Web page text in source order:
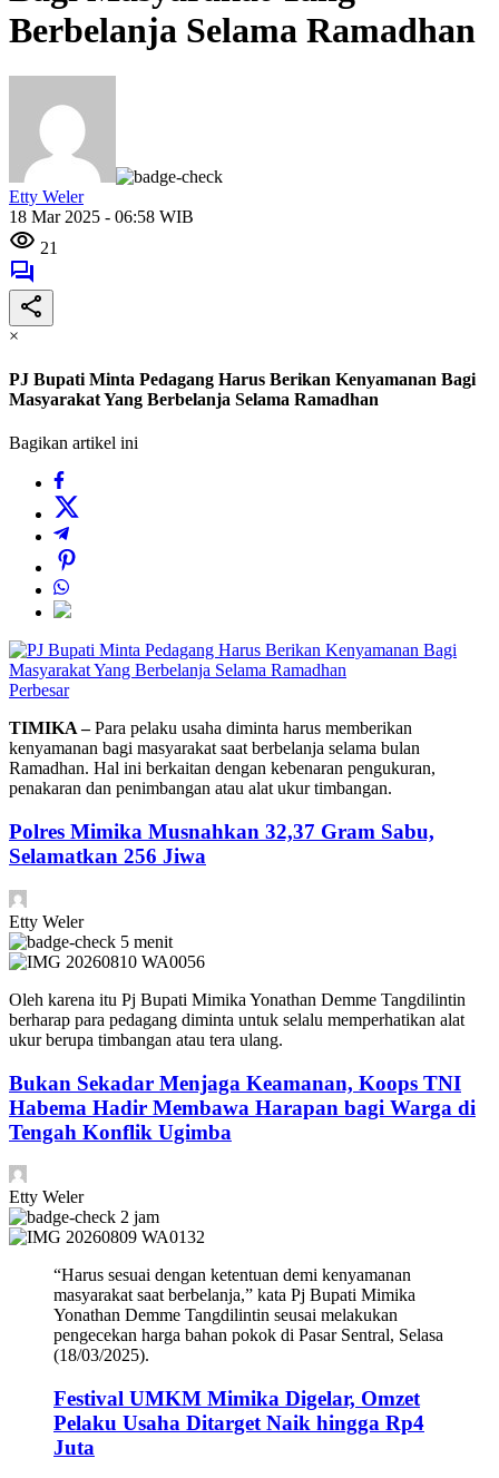
Berbelanja Selama Ramadhan
Etty Weler
18 Mar 2025 - 06:58 WIB
21
×
PJ Bupati Minta Pedagang Harus Berikan Kenyamanan Bagi
Masyarakat Yang Berbelanja Selama Ramadhan
Bagikan artikel ini
Perbesar
TIMIKA –Para pelaku usaha diminta harus memberikan
kenyamanan bagi masyarakat saat berbelanja selama bulan
Ramadhan. Hal ini berkaitan dengan kebenaran pengukuran,
penakaran dan penimbangan atau alat ukur timbangan.
Polres Mimika Musnahkan 32,37 Gram Sabu,
Selamatkan 256 Jiwa
Etty Weler
5 menit
Oleh karena itu Pj Bupati Mimika Yonathan Demme Tangdilintin
berharap para pedagang diminta untuk selalu memperhatikan alat
ukur berupa timbangan atau tera ulang.
Bukan Sekadar Menjaga Keamanan, Koops TNI
Habema Hadir Membawa Harapan bagi Warga di
Tengah Konflik Ugimba
Etty Weler
2 jam
“Harus sesuai dengan ketentuan demi kenyamanan
masyarakat saat berbelanja,” kata Pj Bupati Mimika
Yonathan Demme Tangdilintin seusai melakukan
pengecekan harga bahan pokok di Pasar Sentral, Selasa
(18/03/2025).
Festival UMKM Mimika Digelar, Omzet
Pelaku Usaha Ditarget Naik hingga Rp4
Juta